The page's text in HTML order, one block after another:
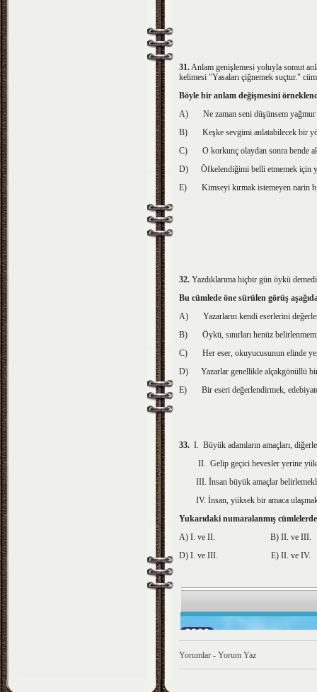
31.Anlam genişlemesi yoluyla somut
kelimesi "Yasaları çiğnemek suçtur."
Böyle bir anlam değişmesini
A)
Ne zaman seni düşünsem
B)
Keşke sevgimi anlatabilecek bir
C)
O korkunç olaydan sonra bende
D)
Öfkelendiğimi belli etmemek için
E)
Kimseyi kırmak istemeyen narin
32. Yazdıklarıma hiçbir gün öykü
Bu cümlede öne sürülen görüş
A)
Yazarların kendi eserlerini
B)
Öykü, sınırları henüz
C)
Her eser, okuyucusunun elinde
D)
Yazarlar genellikle alçakgönüllü
E)
Bir eseri değerlendirmek,
33. I. Büyük adamların amaçları,
II. Gelip geçici hevesler yerine
III. İnsan büyük amaçlar
IV. İnsan, yüksek bir amaca
Yukarıdaki numaralanmış
A) I. ve II. B) II. ve
D) I. ve III. E) II. ve IV.
Yorumlar - Yorum Yaz